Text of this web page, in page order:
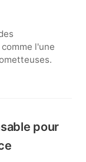
l'une
pour